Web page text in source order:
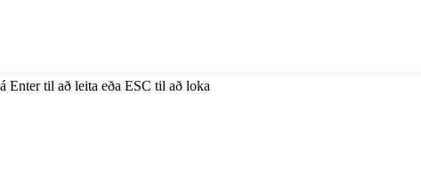
Enter til að leita eða ESC til að loka